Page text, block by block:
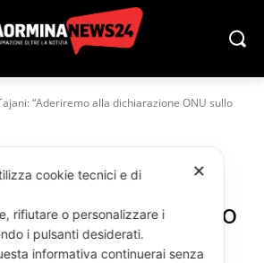
“Aderiremo alla dichiarazione ONU sullo
alla
ONU sullo Stato
✕
cookie tecnici e di
rifiutare o personalizzare i
i pulsanti desiderati.
informativa continuerai senza